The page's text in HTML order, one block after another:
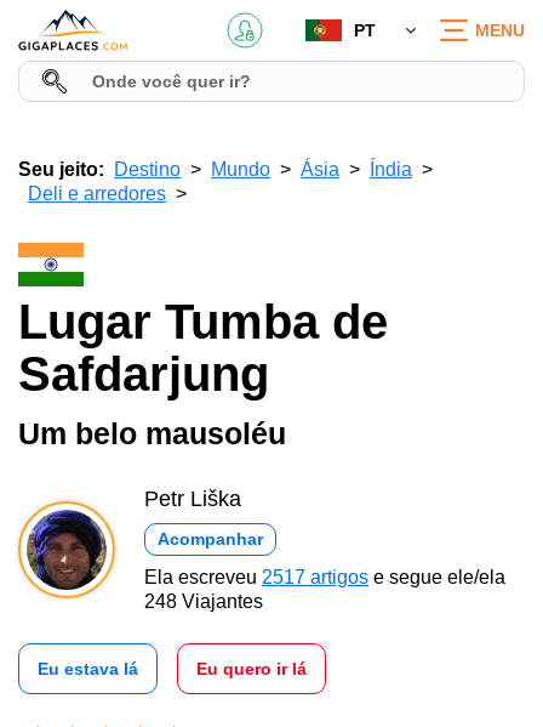
PT MENU
Seu jeito: Destino Mundo Ásia
Índia
Deli e arredores
Lugar Tumba de
Safdarjung
Um belo mausoléu
Petr Liška
Acompanhar
Ela escreveu 2517 artigos e segue ele/ela
248 Viajantes
Eu estava lá Eu quero ir lá